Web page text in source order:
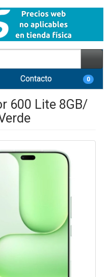
Contacto 0
600 Lite 8GB/